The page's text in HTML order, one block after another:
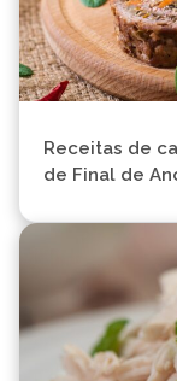
Receitas de
de Final de